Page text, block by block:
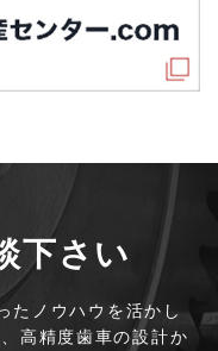
下さい
たノウハウを活かし
高精度歯車の設計か